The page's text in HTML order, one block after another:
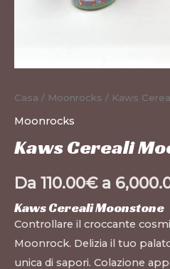
Casa / Moonrocks / Kaws
Moonrocks
Kaws Cereali
Da 110.00€a
Kaws Cereali Moonstone
Controllare il croccante
Moonrock. Delizia il tuo
unica di sapori. Colazione